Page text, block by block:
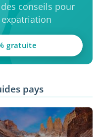
conseils pour
gratuite
pays